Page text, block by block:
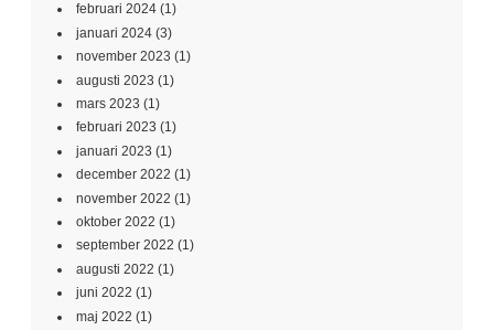
februari 2024 (1)
januari 2024 (3)
november 2023 (1)
augusti 2023 (1)
mars 2023 (1)
februari 2023 (1)
januari 2023 (1)
december 2022 (1)
november 2022 (1)
oktober 2022 (1)
september 2022 (1)
augusti 2022 (1)
juni 2022 (1)
maj 2022 (1)